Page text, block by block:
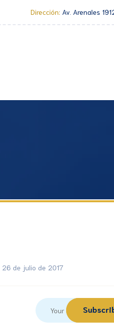
Dirección: Av. Arenales
26 de julio de 2017